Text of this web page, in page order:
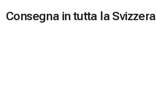
Consegna in tutta la Svizzera